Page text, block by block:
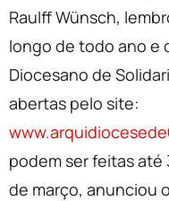
Raulff Wünsch,
longo de todo ano e
Diocesano de
abertas pelo site:
podem ser feitas até
de março, anunciou